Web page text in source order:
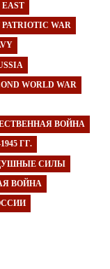
EAST
PATRIOTIC WAR
WORLD WAR
ВОЙНА
ГГ.
СИЛЫ
ВОЙНА